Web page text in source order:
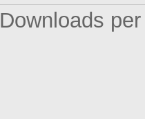
Downloads